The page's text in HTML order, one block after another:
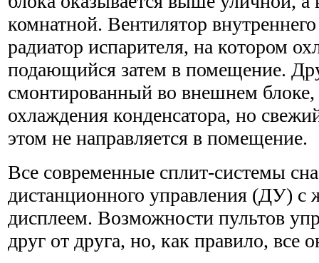
комнатной. Вентилятор
радиатор испарителя, на котором
подающийся затем в помещение.
смонтированный во внешнем
охлаждения конденсатора, но
этом не направляется в помещение.
Все современные сплит-системы
дистанционного управления (ДУ) с
дисплеем. Возможности пультов
друг от друга, но, как правило, все